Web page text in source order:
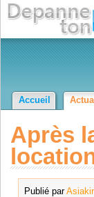
Accueil
Après
Publié par